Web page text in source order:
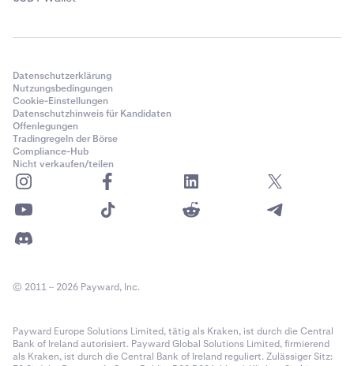
Datenschutzerklärung
Nutzungsbedingungen
Cookie-Einstellungen
Datenschutzhinweis für Kandidaten
Offenlegungen
Tradingregeln der Börse
Compliance-Hub
Nicht verkaufen/teilen
© 2011 – 2026 Payward, Inc.
Payward Europe Solutions Limited, tätig als Kraken, ist durch die Central
Bank of Ireland autorisiert. Payward Global Solutions Limited, firmierend
als Kraken, ist durch die Central Bank of Ireland reguliert. Zulässiger Sitz: